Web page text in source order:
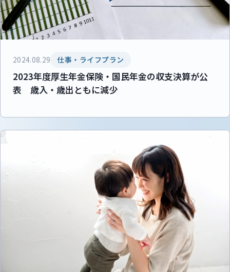
2024.08.29 仕事・ライフプラン
2023年度厚生年金保険・国民年金の収支決算が公
表 歳入・歳出ともに減少